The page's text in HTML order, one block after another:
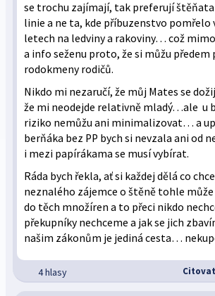
se trochu zajímají, tak preferují
linie a ne ta, kde příbuzenstvo pomřelo
letech na ledviny a rakoviny… což
a info seženu proto, že si můžu
rodokmeny rodičů.
Nikdo mi nezaručí, že můj Mates se
že mi neodejde relativně mladý…ale u
riziko nemůžu ani minimalizovat… a
berňáka bez PP bych si nevzala ani od
i mezi papírákama se musí vybírat.
Ráda bych řekla, ať si každej dělá co
neznalého zájemce o štěně tohle
do těch množíren a to přeci nikdo
překupníky nechceme a jak se jich
našim zákonům je jediná cesta…
4 hlasy Citovat